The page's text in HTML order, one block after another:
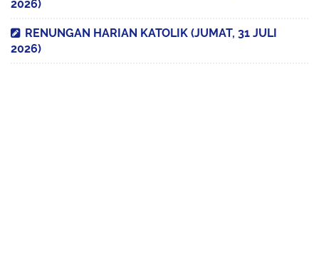
2026)
RENUNGAN HARIAN KATOLIK (JUMAT, 31 JULI
2026)